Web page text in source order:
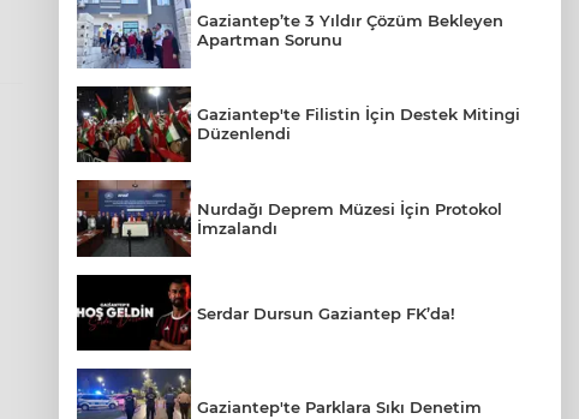
Gaziantep’te 3 Yıldır Çözüm Bekleyen
Apartman Sorunu
Gaziantep'te Filistin İçin Destek Mitingi
Düzenlendi
Nurdağı Deprem Müzesi İçin Protokol
İmzalandı
Serdar Dursun Gaziantep FK’da!
Gaziantep'te Parklara Sıkı Denetim